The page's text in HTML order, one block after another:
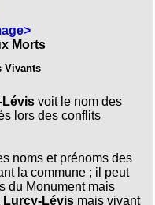
Morts
Vivants
Lévisvoit le nom des
lors des conflits
noms et prénoms des
la commune ; il peut
du Monument mais
Lurcy-Lévismais vivant